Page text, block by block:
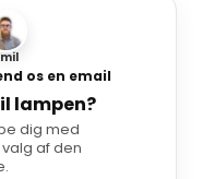
os en email
lampen?
dig med
af den